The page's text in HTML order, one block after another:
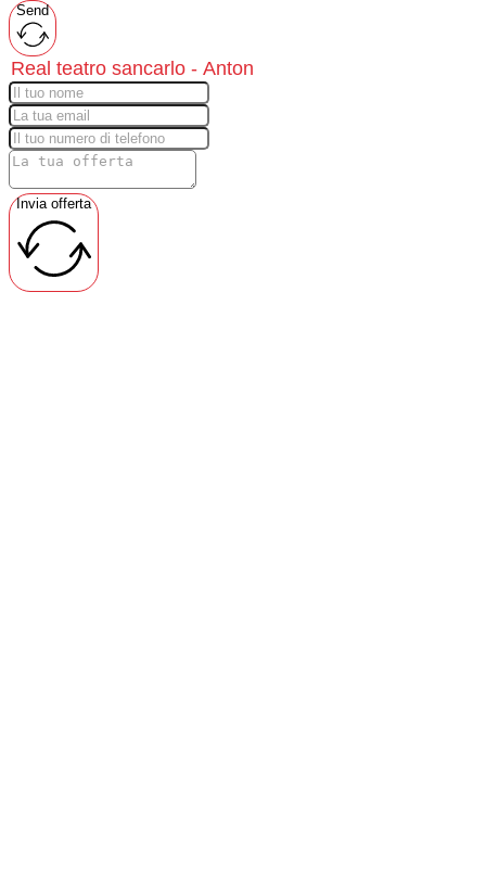
Send
Invia offerta